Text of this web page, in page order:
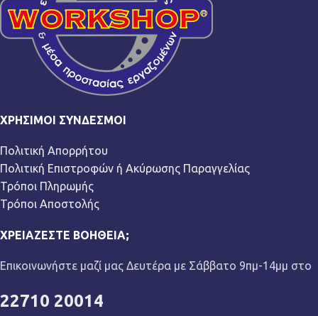
ΧΡΉΣΙΜΟΙ ΣΎΝΔΕΣΜΟΙ
Πολιτική Απορρήτου
Πολιτική Επιστροφών ή Ακύρωσης Παραγγελίας
Τρόποι Πληρωμής
Τρόποι Αποστολής
ΧΡΕΙΆΖΕΣΤΕ ΒΟΉΘΕΙΑ;
Επικοινωνήστε μαζί μας Δευτέρα με Σάββατο 9πμ-14μμ στο
22710 20014